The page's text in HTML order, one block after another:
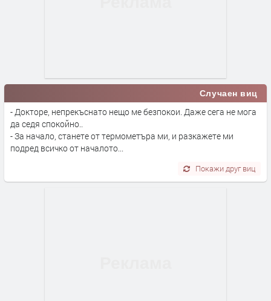
Случаен виц
- Докторе, непрекъснато нещо ме безпокои. Даже сега не мога
да седя спокойно..
- За начало, станете от термометъра ми, и разкажете ми
подред всичко от началото...
Покажи друг виц